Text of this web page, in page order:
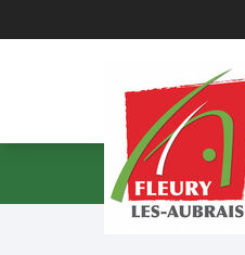
AccueilMenu
/